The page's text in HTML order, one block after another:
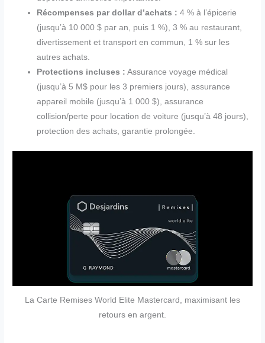
Récompenses par dollar d’achats : 4 % à l’épicerie
(jusqu’à 10 000 $ par an, puis 1 %), 3 % au restaurant,
divertissement et transport en commun, 1 % sur les
autres achats.
Protections incluses : Assurance voyage médical
(jusqu’à 5 M$ pour les 3 premiers jours), assurance
appareil mobile (jusqu’à 1 000 $), assurance
collision/perte pour location de voiture (jusqu’à 48 jours),
protection des achats, garantie prolongée.
La Carte Remises World Elite Mastercard, maximisant les
retours en argent.